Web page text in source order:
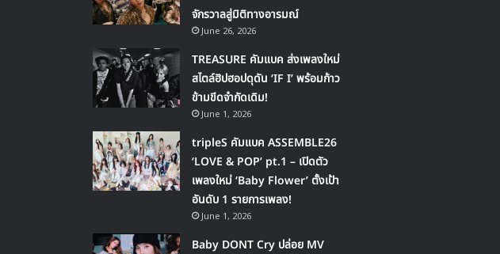
จักรวาลสู่มิติทางอารมณ์
June 26, 2026
TREASURE คัมแบค ส่งเพลงใหม่
สไตล์ฮิปฮอปดุดัน ‘IF I’ พร้อมก้าว
ข้ามขีดจำกัดเดิม!
June 1, 2026
tripleS คัมแบค ASSEMBLE26
‘LOVE & POP’ pt.1 – เปิดตัว
เพลงใหม่ ‘Baby Flower’ ตั้งเป้า
อันดับ 1 รายการเพลง!
June 1, 2026
Baby DONT Cry ปล่อย MV